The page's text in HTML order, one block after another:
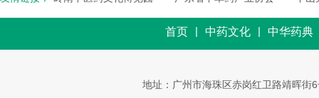
首页 | 中药文化 | 中华药典
地址：广州市海珠区赤岗红卫路靖晖街